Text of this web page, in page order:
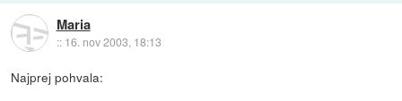
Maria
:: 16. nov 2003, 18:13
Najprej pohvala: